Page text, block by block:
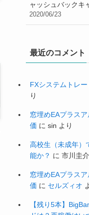
ャッシュバックキ
2020/06/23
最近のコメント
FXシステムトレ
り
窓埋めEAプラス
価 に sin より
高校生（未成年）
能か？ に 市川圭介
窓埋めEAプラス
価 に セルズィオ
【残り5本】